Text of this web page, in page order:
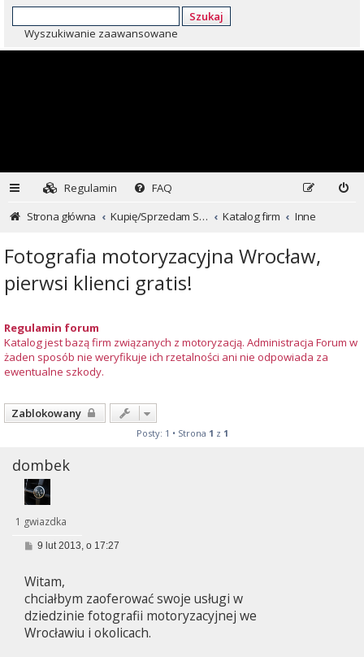
Szukaj
Wyszukiwanie zaawansowane
Regulamin
FAQ
Strona główna
Kupię/Sprzedam Subaru i nie tylko... Katalog firm Inne
Fotografia motoryzacyjna Wrocław,
pierwsi klienci gratis!
Regulamin forum
Katalog jest bazą firm związanych z motoryzacją. Administracja Forum w
żaden sposób nie weryfikuje ich rzetalności ani nie odpowiada za
ewentualne szkody.
Zablokowany
Posty: 1 • Strona 1 z 1
dombek
1 gwiazdka
P
t
9 lut 2013, o 17:27
Witam,
chciałbym zaoferować swoje usługi w
dziedzinie fotografii motoryzacyjnej we
Wrocławiu i okolicach.